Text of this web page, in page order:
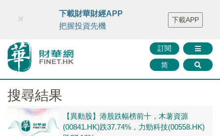
財華智庫網 FINTV FINMETA 財華證券 媒體矩陣
智庫沙龍
聯絡我們
訂閱
简
×
下載財華財經APP
把握投資先機
下載APP
搜尋結果
【異動股】港股跌幅榜前十，木薯資源
(00841.HK)跌37.74%，力勁科技(00558.HK)